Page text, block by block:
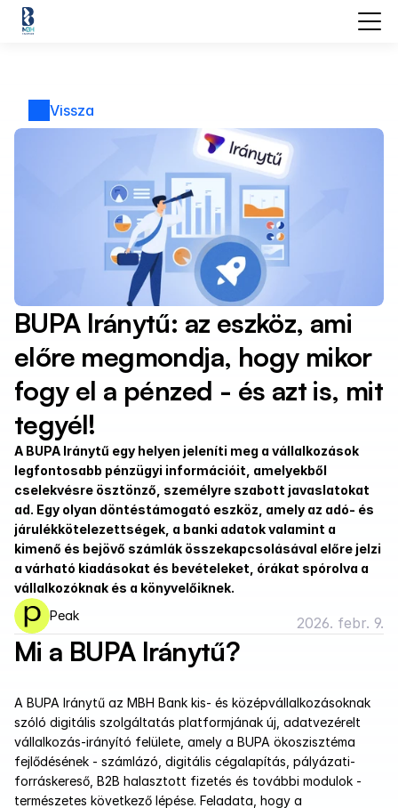
Vissza
BUPA Iránytű: az eszköz, ami
előre megmondja, hogy mikor
fogy el a pénzed - és azt is, mit
tegyél!
A BUPA Iránytű egy helyen jeleníti meg a vállalkozások
legfontosabb pénzügyi információit, amelyekből
cselekvésre ösztönző, személyre szabott javaslatokat
ad. Egy olyan döntéstámogató eszköz, amely az adó- és
járulékkötelezettségek, a banki adatok valamint a
kimenő és bejövő számlák összekapcsolásával előre jelzi
a várható kiadásokat és bevételeket, órákat spórolva a
vállalkozóknak és a könyvelőiknek.
Peak
2026. febr. 9.
Mi a BUPA Iránytű?
A BUPA Iránytű az MBH Bank kis- és középvállalkozásoknak
szóló digitális szolgáltatás platformjának új, adatvezérelt
vállalkozás-irányító felülete, amely a BUPA ökoszisztéma
fejlődésének - számlázó, digitális cégalapítás, pályázati-
forráskereső, B2B halasztott fizetés és további modulok -
természetes következő lépése. Feladata, hogy a